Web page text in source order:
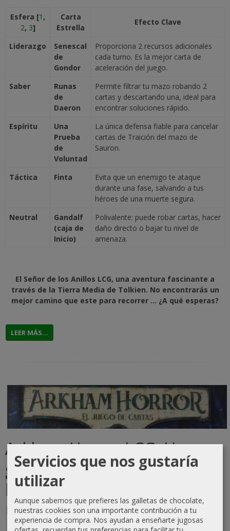
Esfera [1 ,
2, 3]
Carta
Estrella
Efecto Clave
Liderazgo
Senescal
de
Gondor
Proporciona 2 recursos adicionales
cada turno. Es la mejor carta de
aceleración del juego.
Saber
Runas
de
Daeron
Permite filtrar tu mazo robando 2
cartas y descartando una, ideal para
encontrar soluciones rápido.
Espíritu
Una
Prueba
de
Voluntad
La única defensa fiable para cancelar
cartas de Traición del mazo de
Sauron.
Táctica Finta
Evita que un enemigo te ataque
durante una fase, salvando a tus
héroes de una muerte segura.
Neutral
Gandalf
(caja de
Inicio)
Polivalente: puede robar cartas, hacer
daño directo o bajar tu nivel de
amenaza.
El Señor de los Anillos LCG, una aventura fascinante a
través de la Tierra Media de Tolkien. No encontrarás un
mejor camino que este para recorrer ... ¿A qué esperas?
LEER MÁS...
Arkham Horror LCG: Una
guía para sobrevivir al
horror cósmico en tu mesa
12-04-2026|Comentarios (0)
Servicios que nos gustaría
utilizar
Aunque sabemos que prefieres las galletas de chocolate,
nuestras cookies son una importante contribución a tu
experiencia de compra. Nos ayudan a enseñarte jugosas